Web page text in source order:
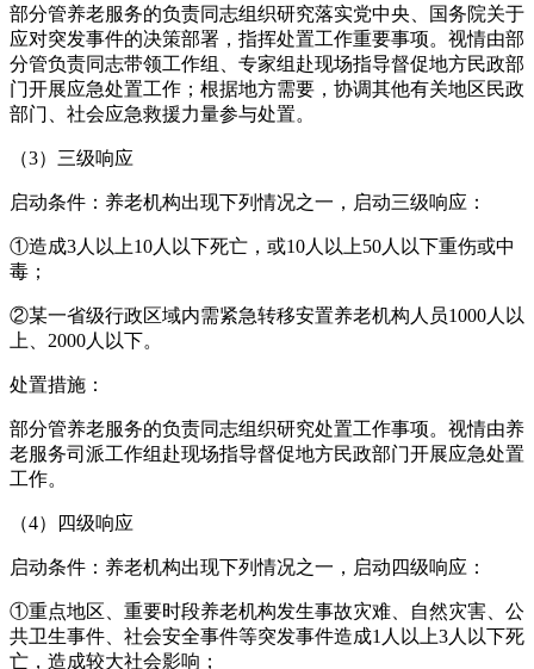
部分管养老服务的负责同志组织研究落实党中央、国务院关于
应对突发事件的决策部署，指挥处置工作重要事项。视情由部
分管负责同志带领工作组、专家组赴现场指导督促地方民政部
门开展应急处置工作；根据地方需要，协调其他有关地区民政
部门、社会应急救援力量参与处置。
（3）三级响应
启动条件：养老机构出现下列情况之一，启动三级响应：
①造成3人以上10人以下死亡，或10人以上50人以下重伤或中
毒；
②某一省级行政区域内需紧急转移安置养老机构人员1000人以
上、2000人以下。
处置措施：
部分管养老服务的负责同志组织研究处置工作事项。视情由养
老服务司派工作组赴现场指导督促地方民政部门开展应急处置
工作。
（4）四级响应
启动条件：养老机构出现下列情况之一，启动四级响应：
①重点地区、重要时段养老机构发生事故灾难、自然灾害、公
共卫生事件、社会安全事件等突发事件造成1人以上3人以下死
亡，造成较大社会影响；